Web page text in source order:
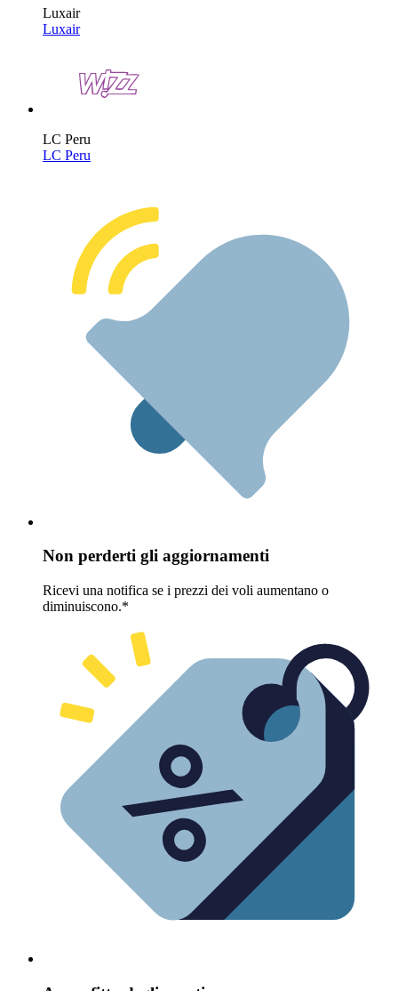
Luxair
Luxair
LC Peru
LC Peru
Non perderti gli aggiornamenti
Ricevi una notifica se i prezzi dei voli aumentano o
diminuiscono.*